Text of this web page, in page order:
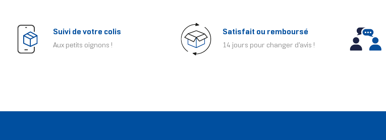
Suivi de votre colis
Aux petits oignons !
Satisfait ou remboursé
14 jours pour changer d'avis !